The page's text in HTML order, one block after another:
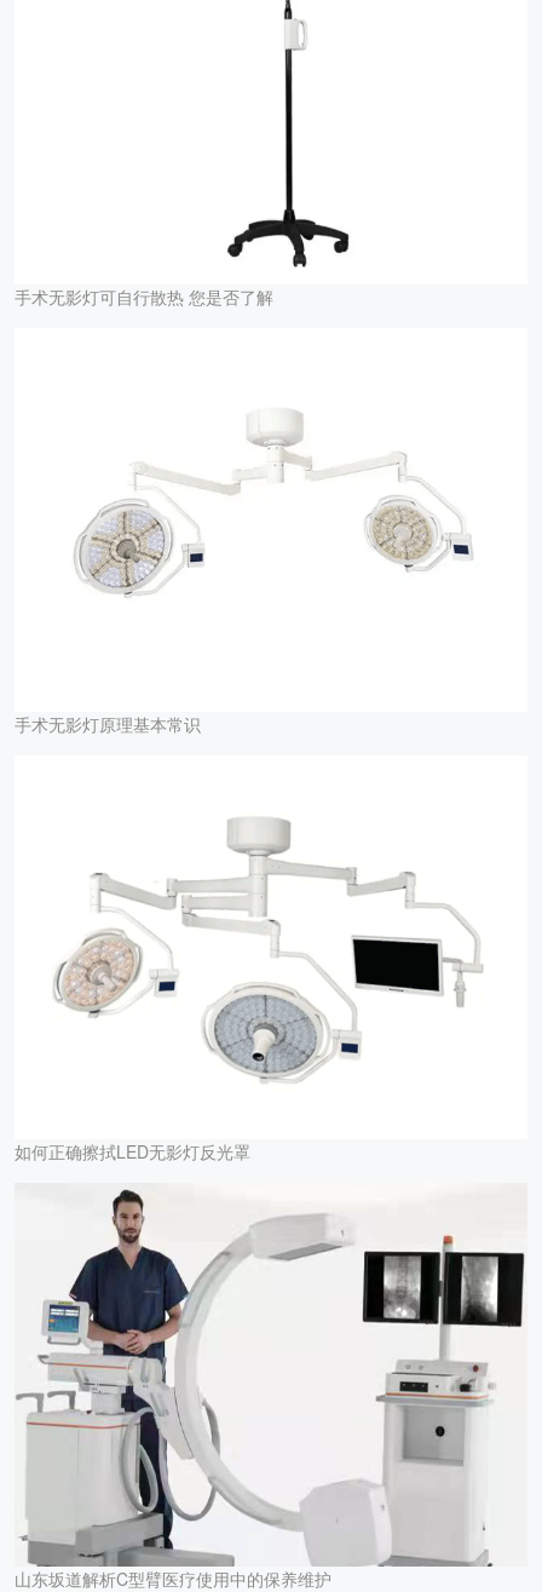
手术无影灯可自行散热 您是否了解
手术无影灯原理基本常识
如何正确擦拭LED无影灯反光罩
山东坂道解析C型臂医疗使用中的保养维护